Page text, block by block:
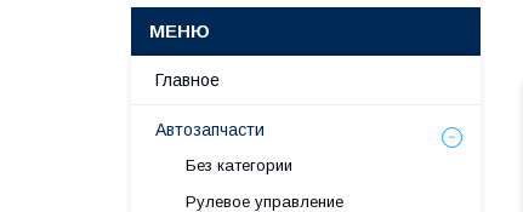
Главное
Автозапчасти
Без категории
Рулевое управление